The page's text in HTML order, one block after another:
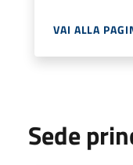
VAI ALLA
Sede